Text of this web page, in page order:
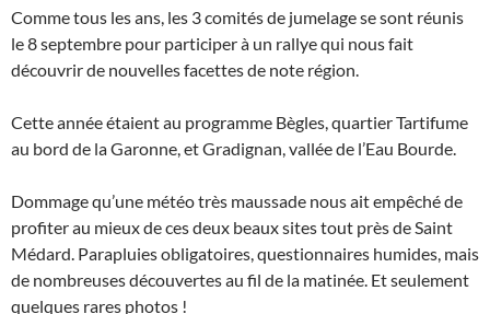
Comme tous les ans, les 3 comités de jumelage se sont réunis
le 8 septembre pour participer à un rallye qui nous fait
découvrir de nouvelles facettes de note région.
Cette année étaient au programme Bègles, quartier Tartifume
au bord de la Garonne, et Gradignan, vallée de l’Eau Bourde.
Dommage qu’une météo très maussade nous ait empêché de
profiter au mieux de ces deux beaux sites tout près de Saint
Médard. Parapluies obligatoires, questionnaires humides, mais
de nombreuses découvertes au fil de la matinée. Et seulement
quelques rares photos !